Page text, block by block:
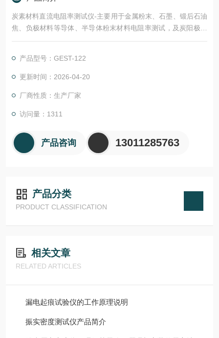
炭素材料直流电阻率测试仪-主要用于金属粉末、石墨、锻后石油
焦、负极材料等导体、半导体粉末材料电阻率测试，及炭阳极、
石墨棒材等块体材料电阻率测试。
产品型号：GEST-122
更新时间：2026-04-20
厂商性质：生产厂家
访问量：1311
产品咨询 13011285763
产品分类
PRODUCT CLASSIFICATION
相关文章
RELATED ARTICLES
漏电起痕试验仪的工作原理说明
振实密度测试仪产品简介